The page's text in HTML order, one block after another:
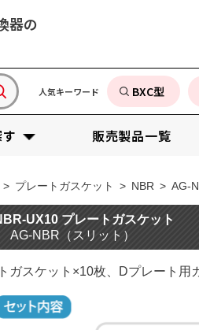
器の
人気キーワード BXC型
販売製品一覧
> プレートガスケット > NBR > AG-
UX10 プレートガスケット
AG-NBR（スリット）
ガスケット×10枚、Dプレート用